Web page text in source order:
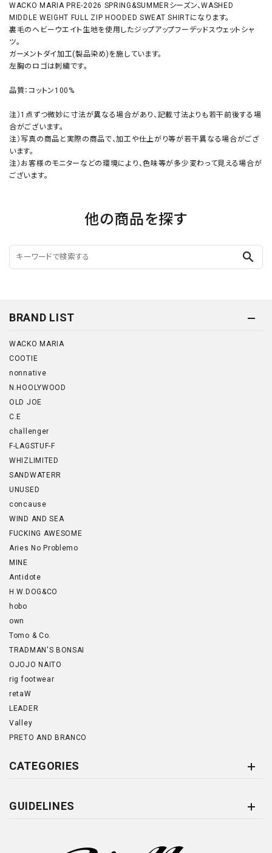
WACKO MARIA PRE-2026 SPRING&SUMMERシーズン、WASHED
MIDDLE WEIGHT FULL ZIP HOODED SWEAT SHIRTになります。
裏毛のヘビーウエイト生地を使用したジップアップフーデッドスウェットシャ
ツ。
ガーメントダイ加工(製品染め)を施しています。
左胸のロゴは刺繍です。
品質：コットン100%
注）1点ずつ微妙に寸法が異なる場合があり、記載寸法よりも若干前後する場
合がございます。
注）写真の商品と実際の商品で、加工や仕上がり等が若干異なる場合がござ
います。
注）お客様のモニターなどの環境により、色味等が多少変わって見える場合が
ございます。
他の商品を探す
search
BRAND LIST
WACKO MARIA
COOTIE
nonnative
N.HOOLYWOOD
OLD JOE
C.E
challenger
F-LAGSTUF-F
WHIZLIMITED
SANDWATERR
UNUSED
concause
WIND AND SEA
FUCKING AWESOME
Aries No Problemo
MINE
Antidote
H.W.DOG&CO
hobo
own
Tomo & Co.
TRADMAN'S BONSAI
OJOJO NAITO
rig footwear
retaW
LEADER
Valley
PRETO AND BRANCO
CATEGORIES
GUIDELINES